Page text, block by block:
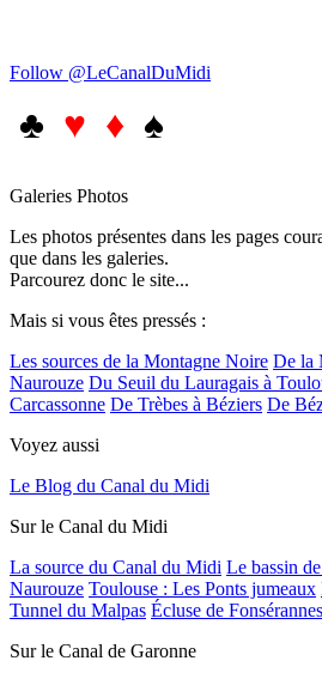
Follow @LeCanalDuMidi
♣ ♥ ♦ ♠
Galeries Photos
Les photos présentes dans les pages
que dans les galeries.
Parcourez donc le site...
Mais si vous êtes pressés :
Les sources de la Montagne Noire De la
Naurouze Du Seuil du Lauragais à
Carcassonne De Trèbes à Béziers De
Voyez aussi
Le Blog du Canal du Midi
Sur le Canal du Midi
La source du Canal du Midi Le bassin
Naurouze Toulouse : Les Ponts jumeaux
Tunnel du Malpas Écluse de Fonsérannes
Sur le Canal de Garonne